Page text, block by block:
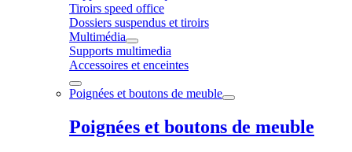
Tiroirs speed office
Dossiers suspendus et tiroirs
Multimédia
Supports multimedia
Accessoires et enceintes
Poignées et boutons de meuble
Poignées et boutons de meuble